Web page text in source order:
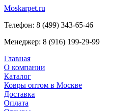
Moskarpet.ru
Телефон: 8 (499) 343-65-46
Менеджер: 8 (916) 199-29-99
Главная
О компании
Каталог
Ковры оптом в Москве
Доставка
Оплата